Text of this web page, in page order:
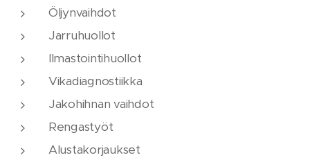
Öljynvaihdot
Jarruhuollot
Ilmastointihuollot
Vikadiagnostiikka
Jakohihnan vaihdot
Rengastyöt
Alustakorjaukset